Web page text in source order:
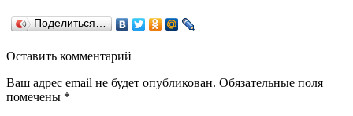
Поделиться…
Оставить комментарий
Ваш адрес email не будет опубликован. Обязательные поля
помечены *